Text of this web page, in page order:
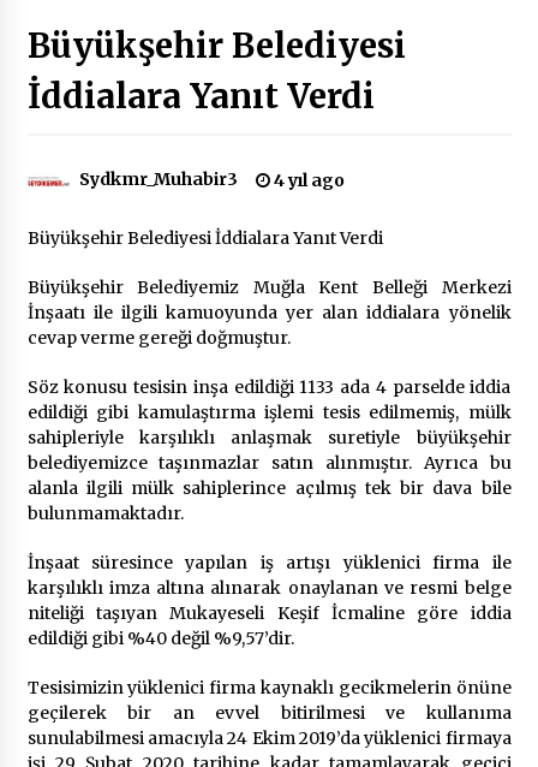
CHP FETHİYE’DEN “ÜYE BULUŞMASI” ETKİNLİĞİ
2 ay ago
Çevre Bilinci Sahneye Taşınıyor: Çocuklardan
2 ay ago
9 Günde 119 Acil Olaya Müdahale Edildi
2 ay ago
FETHİYE BELEDİYESİ HAZİRAN AYI MECLİS
TOPLANTISI GERÇEKLEŞTİRİLDİ
2 ay ago
HAYIRSEVER DİNÇER AKYALI’DAN EĞİTİME
2 ay ago
Mobil Tekerlekli Sandalye Tamir Aracı Engelsiz
Muğla İçin Yollarda
Saadet Partisi Ziyaretlere Devam Ediyor
4 ay ago
Büyükşehir Belediyesi
İddialara Yanıt Verdi
Sydkmr_Muhabir3 4 yıl ago
Büyükşehir Belediyesi İddialara Yanıt Verdi
Büyükşehir Belediyemiz Muğla Kent Belleği Merkezi
İnşaatı ile ilgili kamuoyunda yer alan iddialara yönelik
cevap verme gereği doğmuştur.
Söz konusu tesisin inşa edildiği 1133 ada 4 parselde iddia
edildiği gibi kamulaştırma işlemi tesis edilmemiş, mülk
sahipleriyle karşılıklı anlaşmak suretiyle büyükşehir
belediyemizce taşınmazlar satın alınmıştır. Ayrıca bu
alanla ilgili mülk sahiplerince açılmış tek bir dava bile
bulunmamaktadır.
İnşaat süresince yapılan iş artışı yüklenici firma ile
karşılıklı imza altına alınarak onaylanan ve resmi belge
niteliği taşıyan Mukayeseli Keşif İcmaline göre iddia
edildiği gibi %40 değil %9,57’dir.
Tesisimizin yüklenici firma kaynaklı gecikmelerin önüne
geçilerek bir an evvel bitirilmesi ve kullanıma
sunulabilmesi amacıyla 24 Ekim 2019’da yüklenici firmaya